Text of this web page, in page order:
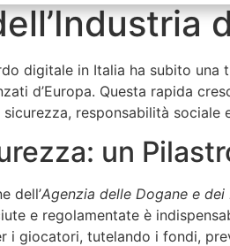
digitale in Italia ha subito
d’Europa. Questa rapida
responsabilità sociale
un
dell’Agenzia delle Dogane e
e regolamentate è
i giocatori, tutelando i fondi,